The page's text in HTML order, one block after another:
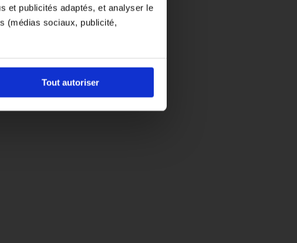
et publicités adaptés, et analyser le
(médias sociaux, publicité,
Tout autoriser
"indispensable"